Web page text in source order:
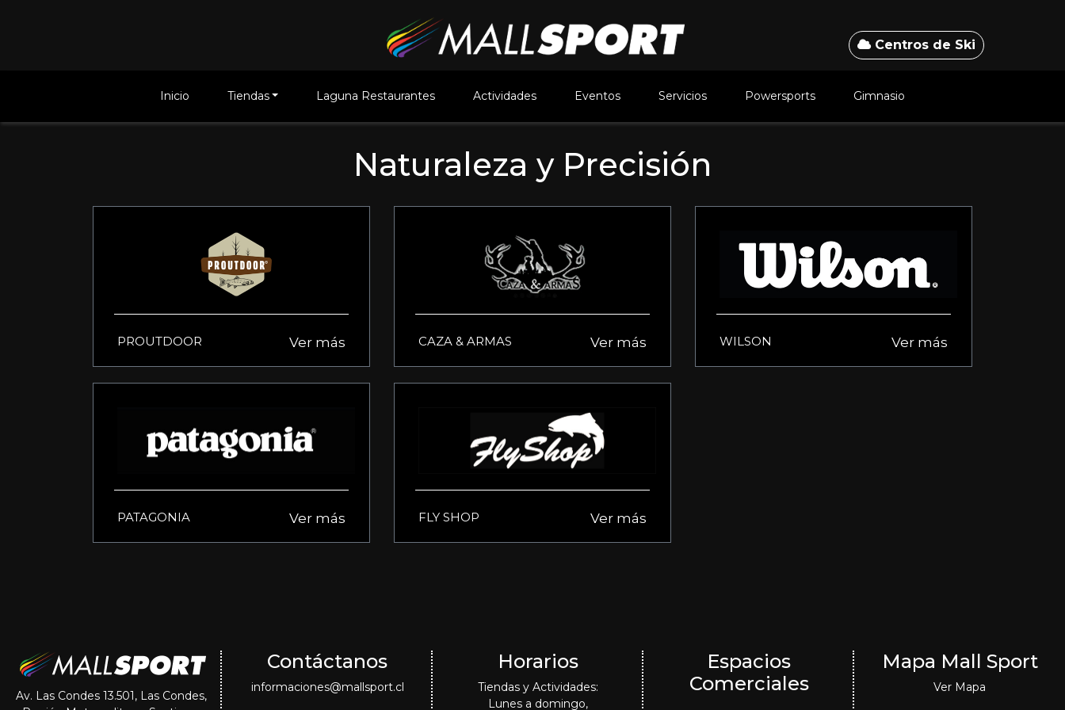
Centros de Ski
Inicio Tiendas Laguna Restaurantes Actividades Eventos Servicios Powersports Gimnasio
Naturaleza y Precisión
PROUTDOOR Ver más CAZA & ARMAS Ver más WILSON Ver más
PATAGONIA Ver más FLY SHOP Ver más
Av. Las Condes 13.501, Las Condes,
Contáctanos
informaciones@mallsport.cl
Horarios
Tiendas y Actividades:
Lunes a domingo,
Espacios
Comerciales
Mapa Mall Sport
Ver Mapa